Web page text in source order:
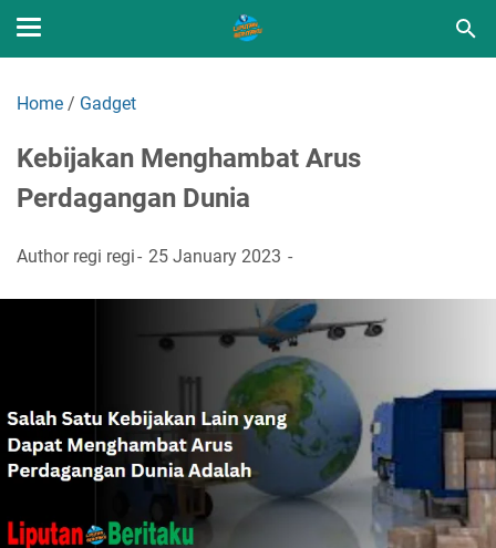
Home / Gadget
Kebijakan Menghambat Arus
Perdagangan Dunia
Author regi regi 25 January 2023